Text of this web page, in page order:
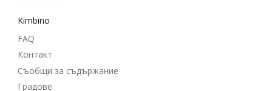
Kimbino
FAQ
Контакт
Съобщи за съдържание
Градове